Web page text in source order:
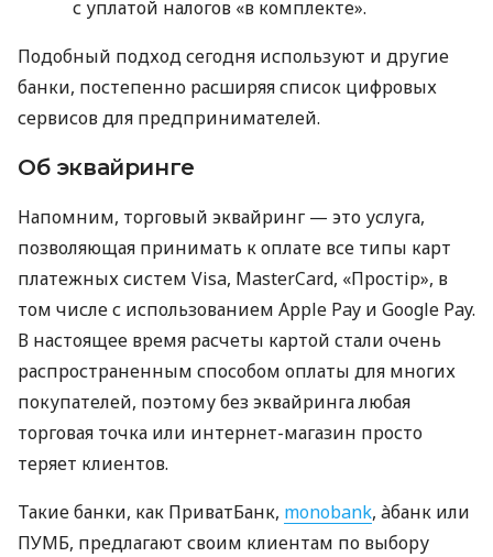
с уплатой налогов «в комплекте».
Подобный подход сегодня используют и другие
банки, постепенно расширяя список цифровых
сервисов для предпринимателей.
Об эквайринге
Напомним, торговый эквайринг — это услуга,
позволяющая принимать к оплате все типы карт
платежных систем Visa, MasterCard, «Простір», в
том числе с использованием Apple Pay и Google Pay.
В настоящее время расчеты картой стали очень
распространенным способом оплаты для многих
покупателей, поэтому без эквайринга любая
торговая точка или интернет-магазин просто
теряет клиентов.
Такие банки, как ПриватБанк, monobank, àбанк или
ПУМБ, предлагают своим клиентам по выбору